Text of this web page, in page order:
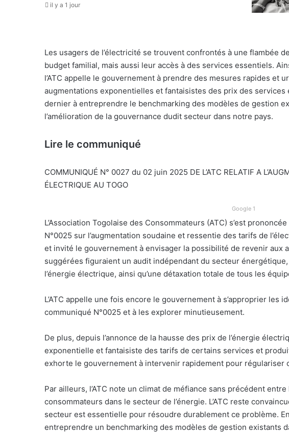
il y a 1 jour
Les usagers de l’électricité se trouvent confrontés à une flambée
budget familial, mais aussi leur accès à des services essentiels.
l’ATC appelle le gouvernement à prendre des mesures rapides et
augmentations exponentielles et fantaisistes des prix des
dernier à entreprendre le benchmarking des modèles de gestion
l’amélioration de la gouvernance dudit secteur dans notre pays.
Lire le communiqué
COMMUNIQUÉ N° 0027 du 02 juin 2025 DE L’ATC RELATIF A
ÉLECTRIQUE AU TOGO
Google 1
L’Association Togolaise des Consommateurs (ATC) s’est
N°0025 sur l’augmentation soudaine et ressentie des tarifs de
et invité le gouvernement à envisager la possibilité de revenir aux
suggérées figuraient un audit indépendant du secteur
l’énergie électrique, ainsi qu’une détaxation totale de tous les
L’ATC appelle une fois encore le gouvernement à s’approprier les
communiqué N°0025 et à les explorer minutieusement.
De plus, depuis l’annonce de la hausse des prix de l’énergie
exponentielle et fantaisiste des tarifs de certains services et
exhorte le gouvernement à intervenir rapidement pour régulariser
Par ailleurs, l’ATC note un climat de méfiance sans précédent
consommateurs dans le secteur de l’énergie. L’ATC reste
secteur est essentielle pour résoudre durablement ce problème.
entreprendre un benchmarking des modèles de gestion existants